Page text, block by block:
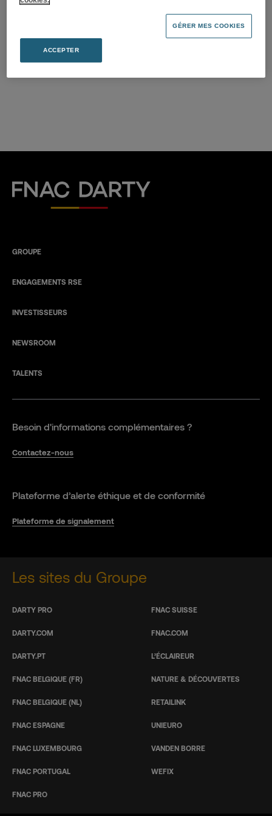
Télécharger
Fnac Darty
GROUPE
ENGAGEMENTS RSE
INVESTISSEURS
NEWSROOM
TALENTS
Besoin d'informations complémentaires ?
Contactez-nous
Plateforme d’alerte éthique et de conformité
Plateforme de signalement
Les sites du Groupe
DARTY PRO
DARTY.COM
DARTY.PT
FNAC BELGIQUE (FR)
FNAC BELGIQUE (NL)
FNAC ESPAGNE
FNAC LUXEMBOURG
FNAC PORTUGAL
FNAC PRO
FNAC SUISSE
FNAC.COM
L’ÉCLAIREUR
NATURE & DÉCOUVERTES
RETAILINK
UNIEURO
VANDEN BORRE
WEFIX
GÉRER MES COOKIES
ACCEPTER